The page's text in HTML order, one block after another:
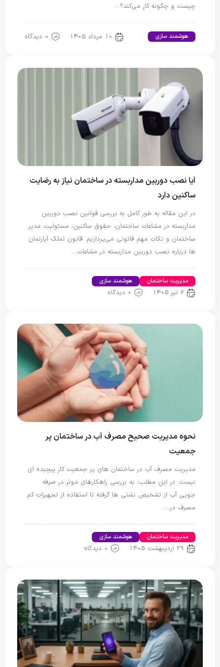
چیست و چگونه کار می‌کند؟…
هوشمند سازی 10 مرداد 1405 0 دیدگاه
آیا نصب دوربین مداربسته در ساختمان نیاز به رضایت
ساکنین دارد
در این مقاله به طور کامل به بررسی قوانین نصب دوربین
مداربسته در مشاعات ساختمان، حقوق ساکنین، مسئولیت مدیر
ساختمان و نکات مهم قانونی می‌پردازیم. قانون تملک آپارتمان
ها درباره نصب دوربین مداربسته در مشاعات…
مدیریت ساختمان هوشمند سازی
6 تیر 1405 0 دیدگاه
نحوه مدیریت صحیح مصرف آب در ساختمان پر
جمعیت
مدیریت مصرف آب در ساختمان های پر جمعیت کار پیچیده ای
نیست. در این مطلب، به بررسی راهکارهای موثر در صرفه
جویی آب از تشخیص نشتی ها گرفته تا استفاده از تجهیزات کم
مصرف در…
مدیریت ساختمان هوشمند سازی
29 اردیبهشت 1405 0 دیدگاه